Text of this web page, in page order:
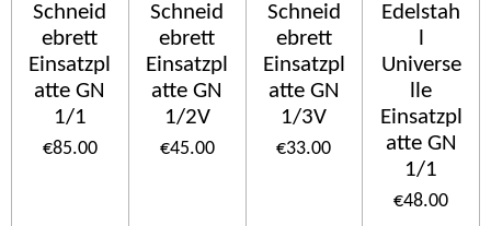
Schneid
ebrett
Einsatzpl
atte GN
1/1
€85.00
Schneid
ebrett
Einsatzpl
atte GN
1/2V
€45.00
Schneid
ebrett
Einsatzpl
atte GN
1/3V
€33.00
Edelstah
Universe
lle
Einsatzpl
atte GN
1/1
€48.00